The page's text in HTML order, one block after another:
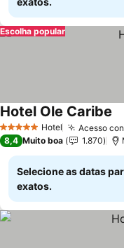
Escolha popular
5 Estrelas Hotel Acesso
Hotel Ole Caribe
8,4 Muito boa 1.870
Selecione as datas
exatos.